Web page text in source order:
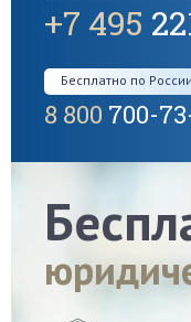
+7 495
Бесплатно по России
8 800 700-